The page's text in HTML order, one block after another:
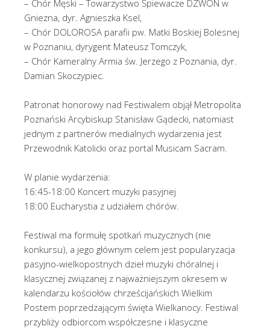
– Chór Męski – Towarzystwo Śpiewacze DZWON w
Gniezna, dyr. Agnieszka Ksel,
– Chór DOLOROSA parafii pw. Matki Boskiej Bolesnej
w Poznaniu, dyrygent Mateusz Tomczyk,
– Chór Kameralny Armia św. Jerzego z Poznania, dyr.
Damian Skoczypiec.
Patronat honorowy nad Festiwalem objął Metropolita
Poznański Arcybiskup Stanisław Gądecki, natomiast
jednym z partnerów medialnych wydarzenia jest
Przewodnik Katolicki oraz portal Musicam Sacram.
W planie wydarzenia:
16:45-18:00 Koncert muzyki pasyjnej
18:00 Eucharystia z udziałem chórów.
Festiwal ma formułę spotkań muzycznych (nie
konkursu), a jego głównym celem jest popularyzacja
pasyjno-wielkopostnych dzieł muzyki chóralnej i
klasycznej związanej z najważniejszym okresem w
kalendarzu kościołów chrześcijańskich Wielkim
Postem poprzedzającym święta Wielkanocy. Festiwal
przybliży odbiorcom współczesne i klasyczne